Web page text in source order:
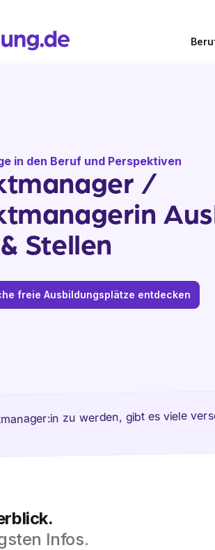
in den Beruf und Perspektiven
/
Stellen
freie Ausbildungsplätze entdecken
zu werden, gibt es viele
Infos.